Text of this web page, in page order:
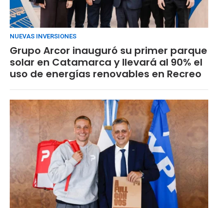
NUEVAS INVERSIONES
Grupo Arcor inauguró su primer parque
solar en Catamarca y llevará al 90% el
uso de energías renovables en Recreo